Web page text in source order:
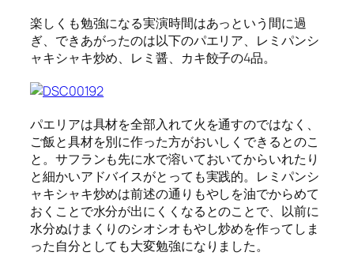
楽しくも勉強になる実演時間はあっという間に過
ぎ、できあがったのは以下のパエリア、レミパンシ
ャキシャキ炒め、レミ醤、カキ餃子の4品。
パエリアは具材を全部入れて火を通すのではなく、
ご飯と具材を別に作った方がおいしくできるとのこ
と。サフランも先に水で溶いておいてからいれたり
と細かいアドバイスがとっても実践的。レミパンシ
ャキシャキ炒めは前述の通りもやしを油でからめて
おくことで水分が出にくくなるとのことで、以前に
水分ぬけまくりのシオシオもやし炒めを作ってしま
った自分としても大変勉強になりました。